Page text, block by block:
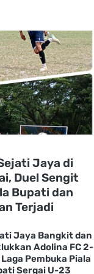
Jaya di
Duel Sengit
Bupati dan
Terjadi
Jaya Bangkit dan
Adolina FC 2-
Laga Pembuka Piala
Sergai U-23